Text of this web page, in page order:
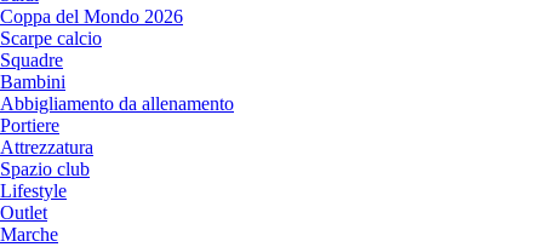
Coppa del Mondo 2026
Scarpe calcio
Squadre
Bambini
Abbigliamento da allenamento
Portiere
Attrezzatura
Spazio club
Lifestyle
Outlet
Marche